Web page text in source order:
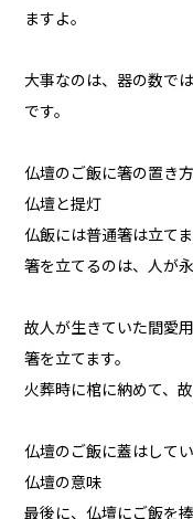
ますよ。
大事なのは、器の数で
です。
仏壇のご飯に箸の置き方
仏壇と提灯
仏飯には普通箸は立てま
箸を立てるのは、人が
故人が生きていた間愛
箸を立てます。
火葬時に棺に納めて、
仏壇のご飯に蓋はして
仏壇の意味
最後に、仏壇にご飯を